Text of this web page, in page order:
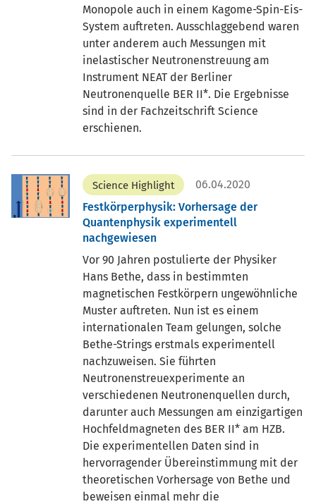
Monopole auch in einem Kagome-Spin-Eis-
System auftreten. Ausschlaggebend waren
unter anderem auch Messungen mit
inelastischer Neutronenstreuung am
Instrument NEAT der Berliner
Neutronenquelle BER II*. Die Ergebnisse
sind in der Fachzeitschrift Science
erschienen.
Science Highlight
06.04.2020
Festkörperphysik: Vorhersage der
Quantenphysik experimentell
nachgewiesen
Vor 90 Jahren postulierte der Physiker
Hans Bethe, dass in bestimmten
magnetischen Festkörpern ungewöhnliche
Muster auftreten. Nun ist es einem
internationalen Team gelungen, solche
Bethe-Strings erstmals experimentell
nachzuweisen. Sie führten
Neutronenstreuexperimente an
verschiedenen Neutronenquellen durch,
darunter auch Messungen am einzigartigen
Hochfeldmagneten des BER II* am HZB.
Die experimentellen Daten sind in
hervorragender Übereinstimmung mit der
theoretischen Vorhersage von Bethe und
beweisen einmal mehr die